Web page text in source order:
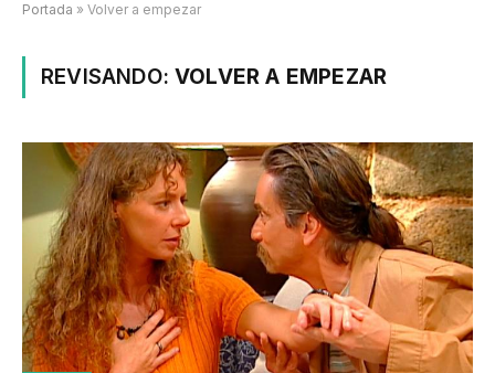
Portada » Volver a empezar
REVISANDO:VOLVER A EMPEZAR